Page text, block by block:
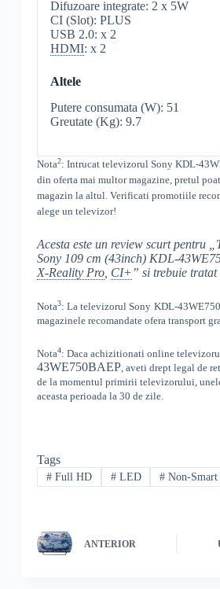
Difuzoare integrate: 2 x 5W
CI (Slot): PLUS
USB 2.0: x 2
HDMI: x 2
Altele
Putere consumata (W): 51
Greutate (Kg): 9.7
Nota2: Intrucat televizorul Sony KDL-
din oferta mai multor magazine, pretul
magazin la altul. Verificati promotiile
alege un televizor!
Acesta este un review scurt pentru
Sony 109 cm (43inch) KDL-
X-Reality Pro, CI+” si trebuie tratat
Nota3: La televizorul Sony KDL-
magazinele recomandate ofera transport
Nota4: Daca achizitionati online
43WE750BAEP,aveti drept legal de
de la momentul primirii televizorului,
aceasta perioada la 30 de zile.
Tags
#Full HD #LED # Non-Smart
ANTERIOR